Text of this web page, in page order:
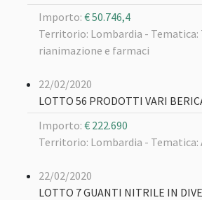
Importo: € 50.746,4
Territorio: Lombardia - Tematica:
rianimazione e farmaci
22/02/2020
LOTTO 56 PRODOTTI VARI
Importo: € 222.690
Territorio: Lombardia -
22/02/2020
LOTTO 7 GUANTI NITRILE IN